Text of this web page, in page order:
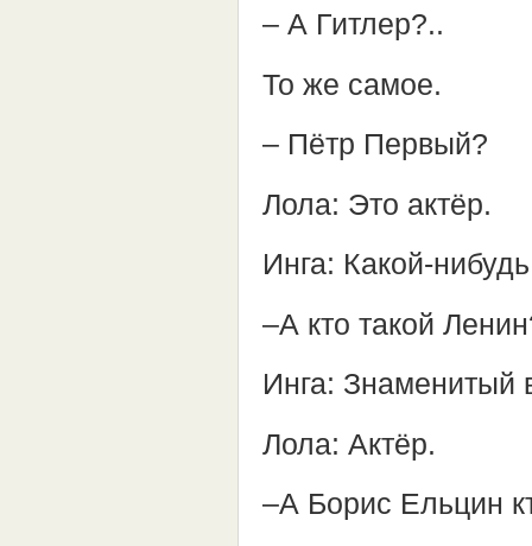
– А Гитлер?..
То же самое.
– Пётр Первый?
Лола: Это актёр.
Инга: Какой-
–А кто такой
Инга: Знаменитый
Лола: Актёр.
–А Борис Ельцин